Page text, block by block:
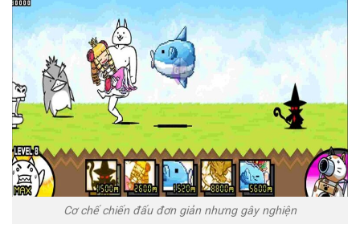
Cơ chế chiến đấu đơn giản nhưng gây nghiện